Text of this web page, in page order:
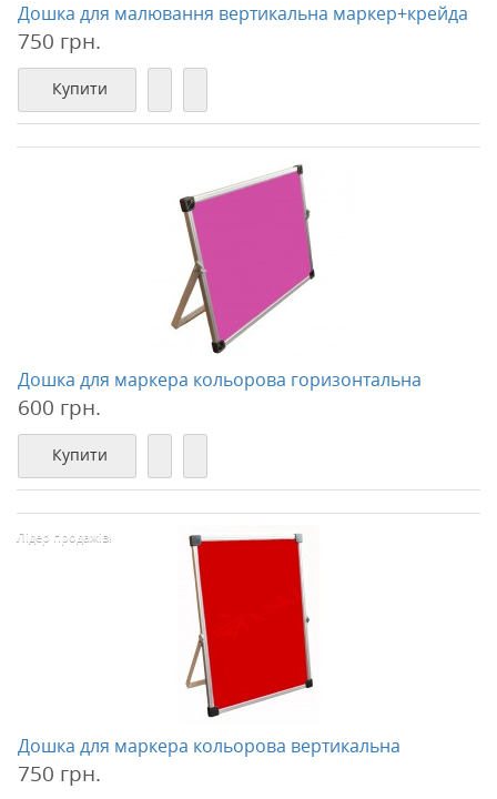
Дошка для малювання вертикальна маркер+крейда
750 грн.
Купити
Дошка для маркера кольорова горизонтальна
600 грн.
Купити
Лідер продажів!
Дошка для маркера кольорова вертикальна
750 грн.